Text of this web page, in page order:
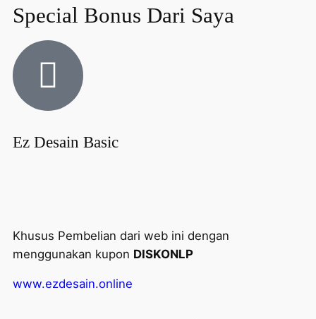
Special Bonus Dari Saya
Ez Desain Basic
Khusus Pembelian dari web ini dengan
menggunakan kupon DISKONLP
www.ezdesain.online